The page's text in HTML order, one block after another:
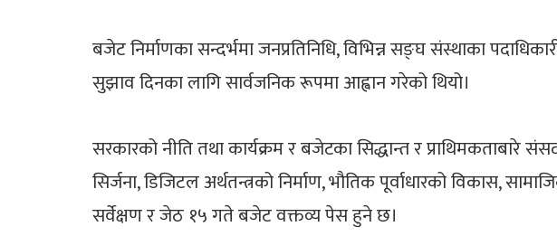
बजेट निर्माणका सन्दर्भमा जनप्रतिनिधि, विभिन्न सङ्घ संस्थाका
सुझाव दिनका लागि सार्वजनिक रूपमा आह्वान गरेको थियो।
सरकारको नीति तथा कार्यक्रम र बजेटका सिद्धान्त र प्राथिमकताबारे
सिर्जना, डिजिटल अर्थतन्त्रको निर्माण, भौतिक पूर्वाधारको विकास,
सर्वेक्षण र जेठ १५ गते बजेट वक्तव्य पेस हुने छ।